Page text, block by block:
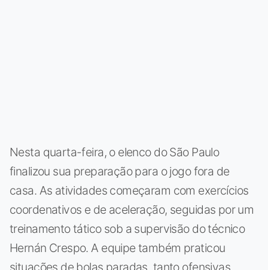
Nesta quarta-feira, o elenco do São Paulo
finalizou sua preparação para o jogo fora de
casa. As atividades começaram com exercícios
coordenativos e de aceleração, seguidas por um
treinamento tático sob a supervisão do técnico
Hernán Crespo. A equipe também praticou
situações de bolas paradas, tanto ofensivas